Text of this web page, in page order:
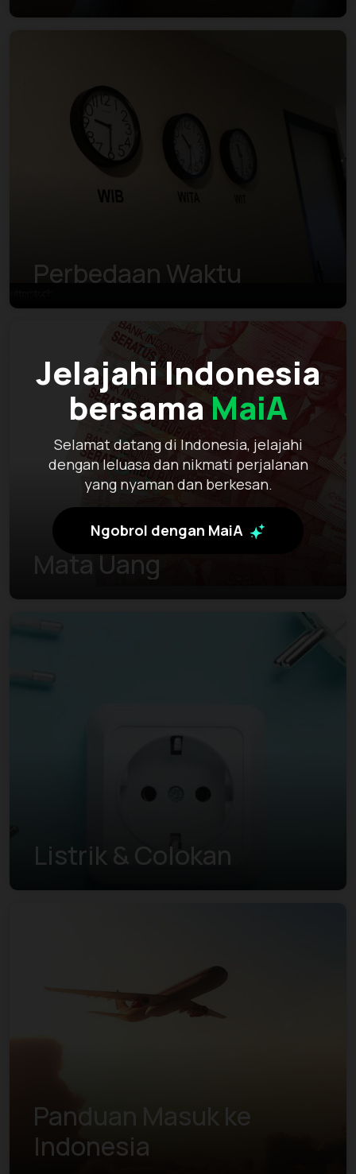
Jelajahi Indonesia
bersamaMaiA
Selamat datang di Indonesia, jelajahi
dengan leluasa dan nikmati perjalanan
yang nyaman dan berkesan.
Ngobrol dengan MaiA
Bagi Pengurusan Visa
Perbedaan Waktu
Mata Uang
Listrik & Colokan
Panduan Masuk ke
Indonesia